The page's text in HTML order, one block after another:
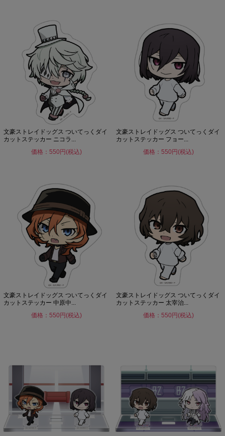
文豪ストレイドッグス ついてっくダイ
カットステッカー ニコラ...
価格：550円(税込)
文豪ストレイドッグス ついてっくダイ
カットステッカー フョー...
価格：550円(税込)
文豪ストレイドッグス ついてっくダイ
カットステッカー 中原中...
価格：550円(税込)
文豪ストレイドッグス ついてっくダイ
カットステッカー 太宰治...
価格：550円(税込)